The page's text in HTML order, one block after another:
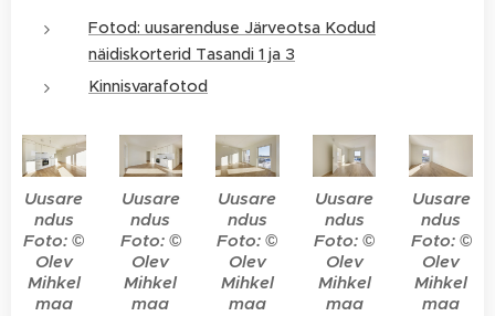
Fotod: uusarenduse Järveotsa Kodud
näidiskorterid Tasandi 1 ja 3
Kinnisvarafotod
Uusare
ndus
Foto: ©
Olev
Mihkel
maa
Uusare
ndus
Foto: ©
Olev
Mihkel
maa
Uusare
ndus
Foto: ©
Olev
Mihkel
maa
Uusare
ndus
Foto: ©
Olev
Mihkel
maa
Uusare
ndus
Foto: ©
Olev
Mihkel
maa